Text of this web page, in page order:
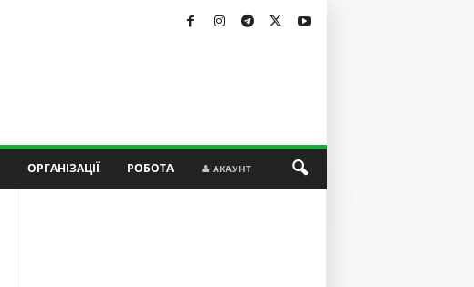
ОРГАНІЗАЦІЇ РОБОТА 👤 АКАУНТ